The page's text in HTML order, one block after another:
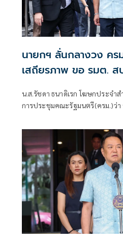
นายกฯ ลั่นกลางวง คร
เสถียรภาพ ขอ รมต. ส
น.ส.รัชดา ธนาดิเรก โฆษกประจำ
การประชุมคณะรัฐมนตรี(ครม.)ว่า
ร่วมรัฐบาลและนายกฯไปแล้วว่า
ทำงานร่วมกันอย่างเต็มที่